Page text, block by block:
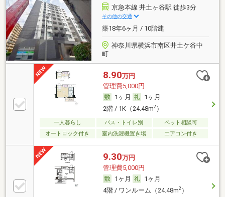
京急本線 井土ヶ谷駅 徒歩3分
その他の交通
築18年6ヶ月 / 10階建
神奈川県横浜市南区井土ケ谷中
町
8.90万円
管理費5,000円
1ヶ月
1ヶ月
2階 / 1K（24.48m2）
一人暮らし バス・トイレ別
ペット相談可
オートロック付き
室内洗濯機置き場 エアコン付き
9.30万円
管理費5,000円
1ヶ月
1ヶ月
4階 / ワンルーム（24.48m2）